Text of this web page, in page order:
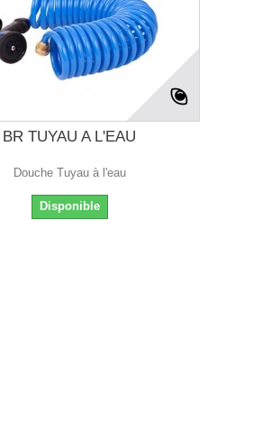
BR TUYAU A L'EAU
Douche Tuyau à l'eau
Disponible